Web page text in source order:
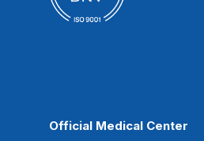
Official Medical Center